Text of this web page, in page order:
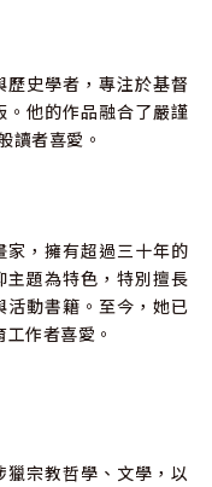
史學者，專注於基督
他的作品融合了嚴謹
讀者喜愛。
，擁有超過三十年的
題為特色，特別擅長
動書籍。至今，她已
作者喜愛。
宗教哲學、文學，以